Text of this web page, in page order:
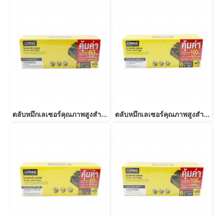
ตลับหมึกเลเซอร์คุณภาพสูงสำหรับ HP และ Canon รุ่น CF283A JUMBO ตลับหมึกเลเซอร์คุณภาพสูงสำหรับ HP และ Canon รุ่น CE285A/CB435ACanon 325/312/313/125/712/713/725-JUMBO